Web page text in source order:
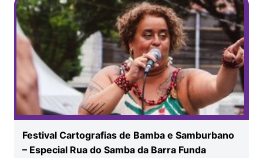
Festival Cartografias de Bamba e Samburbano
– Especial Rua do Samba da Barra Funda